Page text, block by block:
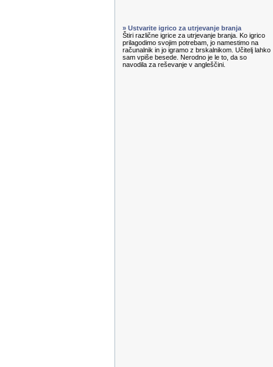
» Ustvarite igrico za utrjevanje branja
Štiri različne igrice za utrjevanje branja. Ko igrico
prilagodimo svojim potrebam, jo namestimo na
računalnik in jo igramo z brskalnikom. Učitelj lahko
sam vpiše besede. Nerodno je le to, da so
navodila za reševanje v angleščini.